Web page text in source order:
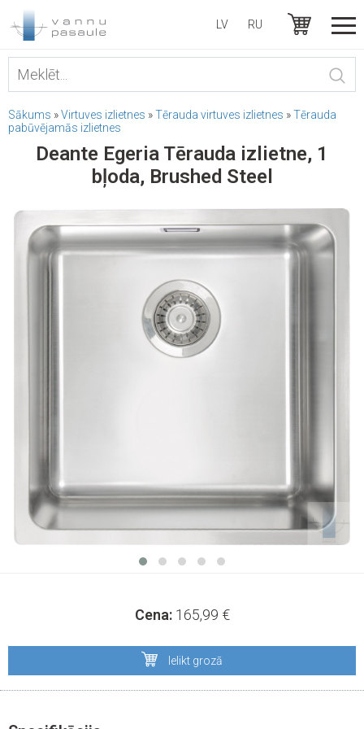
LV RU
Sākums »Virtuves izlietnes »Tērauda virtuves izlietnes »Tērauda
pabūvējamās izlietnes
Deante Egeria Tērauda izlietne, 1
bļoda, Brushed Steel
Cena: 165,99 €
Ielikt grozā